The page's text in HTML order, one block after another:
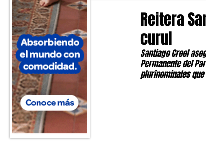
Reitera
curul
Santiago Creel
Permanente del
plurinominales